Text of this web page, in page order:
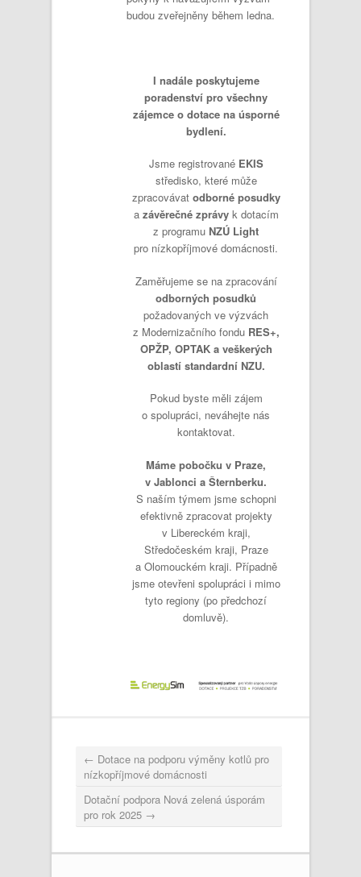
budou zveřejněny během ledna.
I nadále poskytujeme
poradenství pro všechny
zájemce o dotace na úsporné
bydlení.
Jsme registrované EKIS
středisko, které může
zpracovávat odborné posudky
a závěrečné zprávyk dotacím
z programu NZÚ Light
pro nízkopříjmové domácnosti.
Zaměřujeme se na zpracování
odborných posudků
požadovaných ve výzvách
z Modernizačního fondu RES+,
OPŽP, OPTAK a veškerých
oblastí standardní NZU.
Pokud byste měli zájem
o spolupráci, neváhejte nás
kontaktovat.
Máme pobočku v Praze,
v Jablonci a Šternberku.
S naším týmem jsme schopni
efektivně zpracovat projekty
v Libereckém kraji,
Středočeském kraji, Praze
a Olomouckém kraji. Případně
jsme otevřeni spolupráci i mimo
tyto regiony (po předchozí
domluvě).
← Dotace na podporu výměny kotlů pro
nízkopříjmové domácnosti
Dotační podpora Nová zelená úsporám
pro rok 2025 →